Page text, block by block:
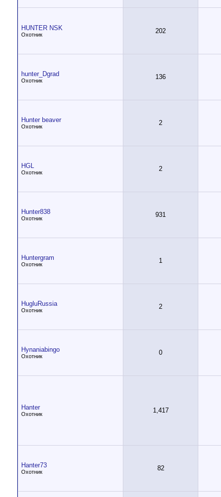
HUNTER NSK
Охотник 202
hunter_Dgrad
Охотник 136
Hunter beaver
Охотник 2
HGL
Охотник 2
Hunter838
Охотник 931
Huntergram
Охотник 1
HugluRussia
Охотник 2
Hynaniabingo
Охотник 0
Hanter
Охотник 1,417
Hanter73
Охотник 82